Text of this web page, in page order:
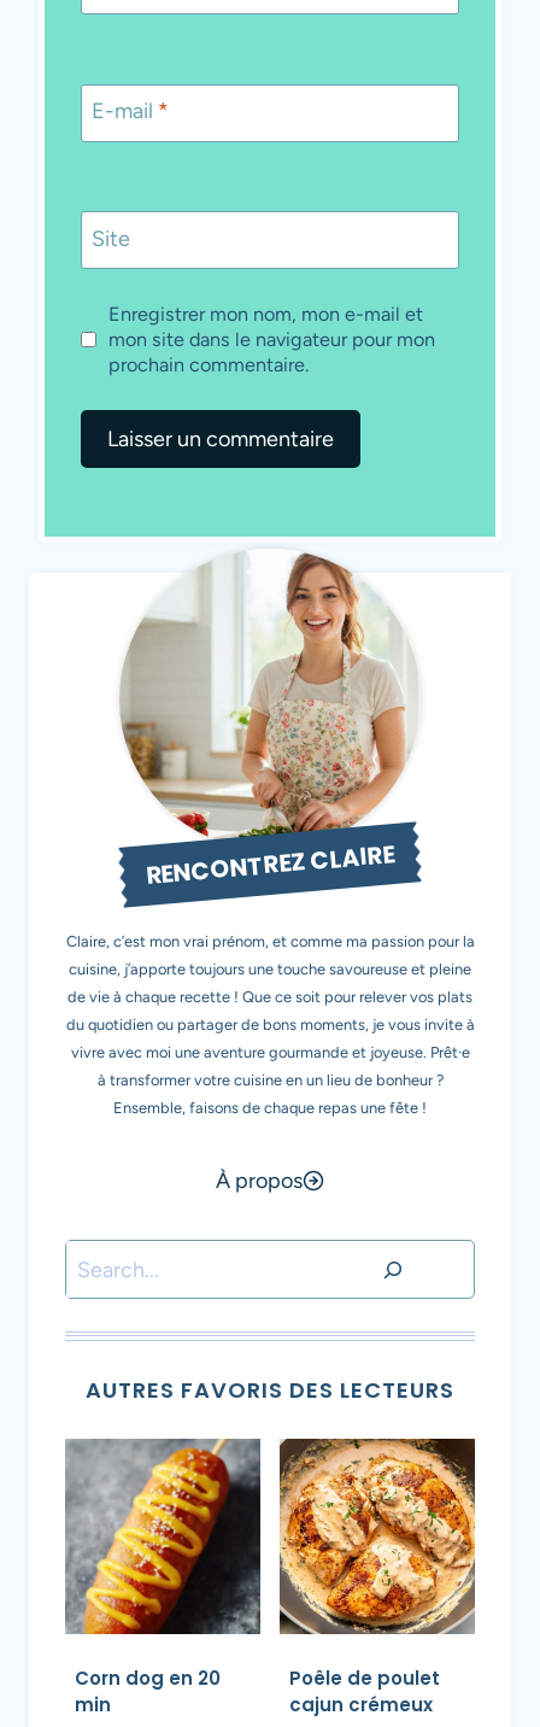
E-mail *
Site
Enregistrer mon nom, mon e-mail et
mon site dans le navigateur pour mon
prochain commentaire.
RENCONTREZ CLAIRE
Claire, c’est mon vrai prénom, et comme ma passion pour la
cuisine, j’apporte toujours une touche savoureuse et pleine
de vie à chaque recette ! Que ce soit pour relever vos plats
du quotidien ou partager de bons moments, je vous invite à
vivre avec moi une aventure gourmande et joyeuse. Prêt·e
à transformer votre cuisine en un lieu de bonheur ?
Ensemble, faisons de chaque repas une fête !
À propos
Rechercher
AUTRES FAVORIS DES LECTEURS
Corn dog en 20
min
Poêle de poulet
cajun crémeux